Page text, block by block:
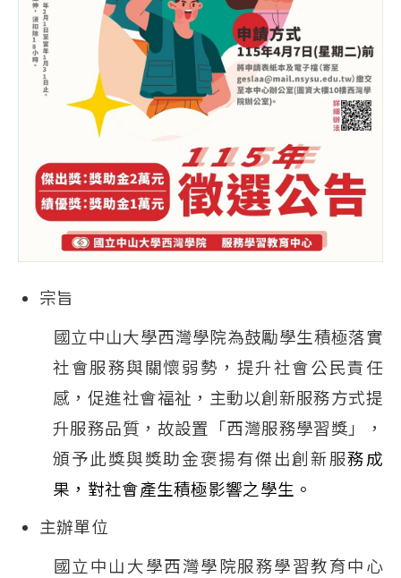
宗旨
國立中山大學西灣學院為鼓勵學生積極落實
社會服務與關懷弱勢，提升社會公民責任
感，促進社會福祉，主動以創新服務方式提
升服務品質，故設置「西灣服務學習獎」，
頒予此獎與獎助金褒揚有傑出創新服務成
果，對社會產生積極影響之學生。
主辦單位
國立中山大學西灣學院服務學習教育中心